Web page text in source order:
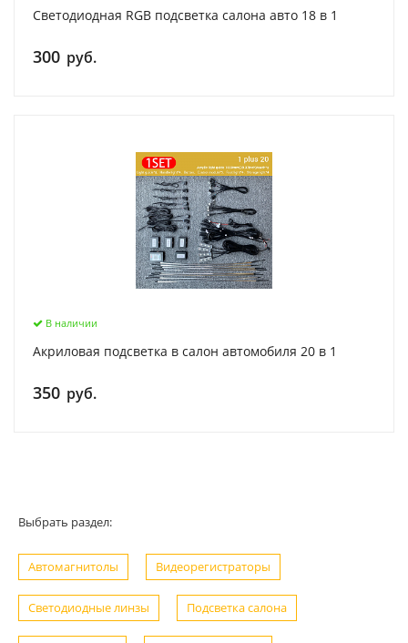
Светодиодная RGB подсветка салона авто 18 в 1
300 руб.
В наличии
Акриловая подсветка в салон автомобиля 20 в 1
350 руб.
Выбрать раздел:
Автомагнитолы Видеорегистраторы
Светодиодные линзы Подсветка салона